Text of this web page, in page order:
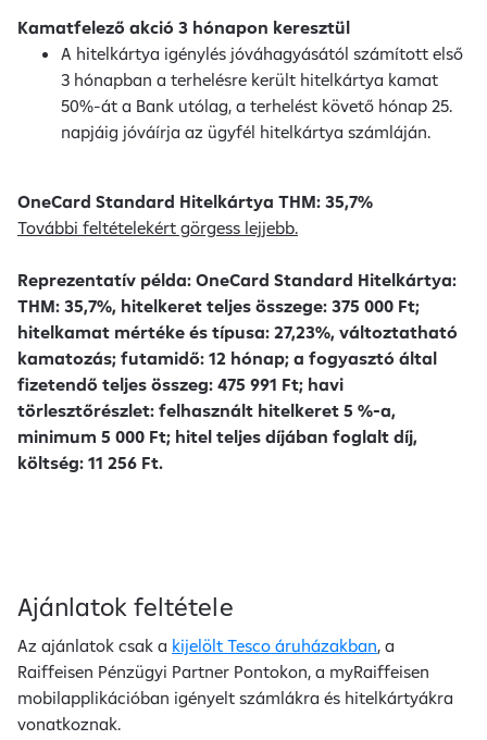
Kamatfelező akció 3 hónapon keresztül
A hitelkártya igénylés jóváhagyásától számított első
3 hónapban a terhelésre került hitelkártya kamat
50%-át a Bank utólag, a terhelést követő hónap 25.
napjáig jóváírja az ügyfél hitelkártya számláján.
OneCard Standard Hitelkártya THM: 35,7%
További feltételekért görgess lejjebb.
Reprezentatív példa: OneCard Standard Hitelkártya:
THM: 35,7%, hitelkeret teljes összege: 375 000 Ft;
hitelkamat mértéke és típusa: 27,23%, változtatható
kamatozás; futamidő: 12 hónap; a fogyasztó által
fizetendő teljes összeg: 475 991 Ft; havi
törlesztőrészlet: felhasznált hitelkeret 5 %-a,
minimum 5 000 Ft; hitel teljes díjában foglalt díj,
költség: 11 256 Ft.
Ajánlatok feltétele
Az ajánlatok csak a kijelölt Tesco áruházakban, a
Raiffeisen Pénzügyi Partner Pontokon, a myRaiffeisen
mobilapplikációban igényelt számlákra és hitelkártyákra
vonatkoznak.